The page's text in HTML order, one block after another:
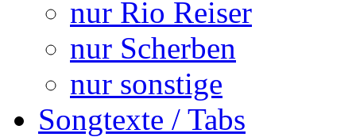
nur Rio Reiser
nur Scherben
nur sonstige
Songtexte / Tabs